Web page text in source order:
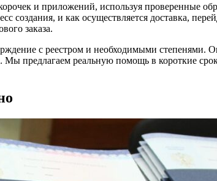
и приложений, используя проверенные
создания, и как осуществляется доставка,
заказа.
с реестром и необходимыми степенями.
Мы предлагаем реальную помощь в короткие